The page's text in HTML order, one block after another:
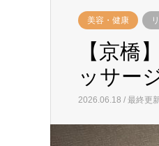
美容・健康
【京橋
ッサー
2026.06.18 / 最終更